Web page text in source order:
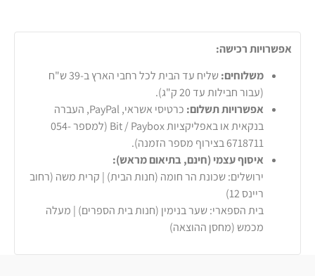
אפשרויות רכישה:
משלוחים:
שליח עד הבית לכל רחבי הארץ ב-39 ש"ח
(עבור חבילות עד 20 ק"ג).
אפשרויות תשלום:
כרטיסי אשראי, PayPal, העברה
בנקאית או באפליקציות Bit / Paybox (למספר 054-
6718711 בצירוף מספר הזמנה).
איסוף עצמי (חינם, בתיאום מראש):
ירושלים: שכונת הר חומה (חנות הבית) | קרית משה (רחוב
ריינס 12)
בית הספארי: שער בנימין (חנות בית הספרים) | מעלה
מכמש (מחסן ההוצאה)